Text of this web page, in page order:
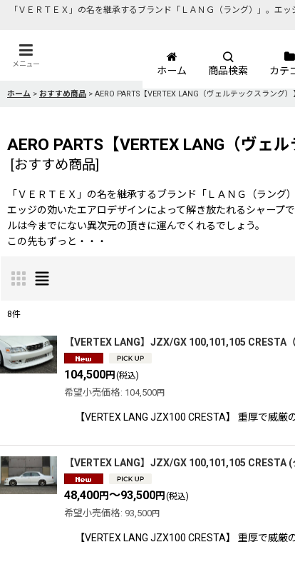
「ＶＥＲＴＥＸ」の名を継承するブランド「ＬＡＮＧ（ラング）」。エ
メニュー
ホーム 商品検索 カテ
ホーム > おすすめ商品 > AERO PARTS【VERTEX LANG（ヴェルテックスラング）
AERO PARTS【VERTEX LANG（ヴェ
[おすすめ商品]
「ＶＥＲＴＥＸ」の名を継承するブランド「ＬＡＮＧ（ラング）
エッジの効いたエアロデザインによって解き放たれるシャープ
ルは今までにない異次元の頂きに運んでくれるでしょう。
この先もずっと・・・
サブカテゴリ:
8件
【VERTEX LANG】JZX/GX 100,101,105
104,500円 (税込)
希望小売価格: 104,500円
【VERTEX LANG JZX100 CRESTA】 重厚で威
【VERTEX LANG】JZX/GX 100,101,105 CRESTA
48,400円～93,500円(税込)
希望小売価格: 93,500円
【VERTEX LANG JZX100 CRESTA】 重厚で威